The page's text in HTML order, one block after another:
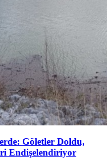
Göletler Doldu,
Endişelendiriyor